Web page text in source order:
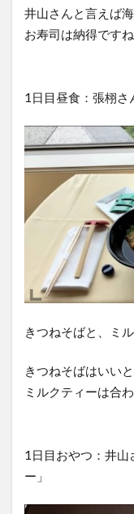
井山さんと言えば海
お寿司は納得ですね
1日目昼食：張栩さ
きつねそばと、ミ
きつねそばはいいと
ミルクティーは合
1日目おやつ：井山
ー」